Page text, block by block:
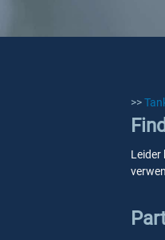
>>
Leider